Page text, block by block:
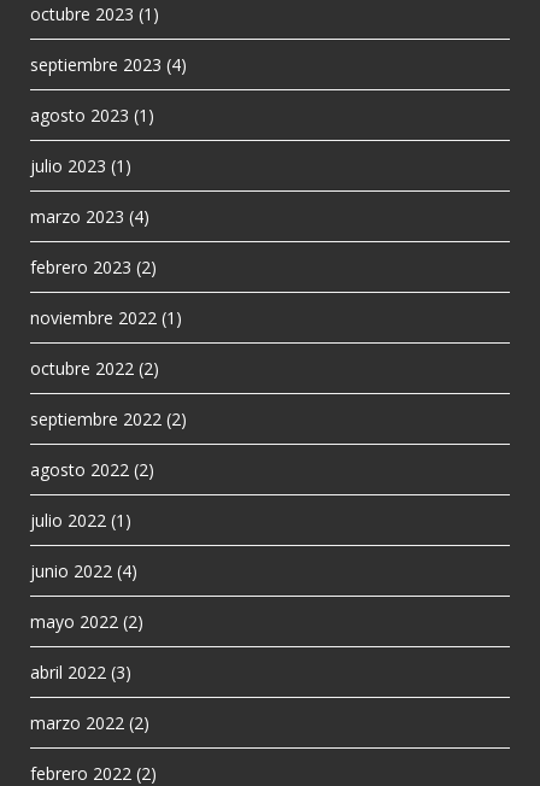
octubre 2023 (1)
septiembre 2023 (4)
agosto 2023 (1)
julio 2023 (1)
marzo 2023 (4)
febrero 2023 (2)
noviembre 2022 (1)
octubre 2022 (2)
septiembre 2022 (2)
agosto 2022 (2)
julio 2022 (1)
junio 2022 (4)
mayo 2022 (2)
abril 2022 (3)
marzo 2022 (2)
febrero 2022 (2)